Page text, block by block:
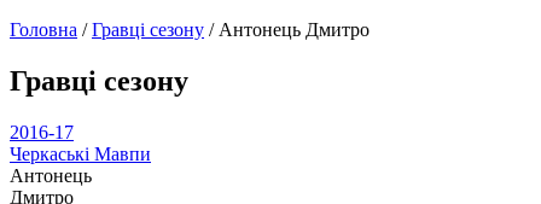
Головна /Гравці сезону / Антонець Дмитро
Гравці сезону
2016-17
Черкаські Мавпи
Антонець
Дмитро